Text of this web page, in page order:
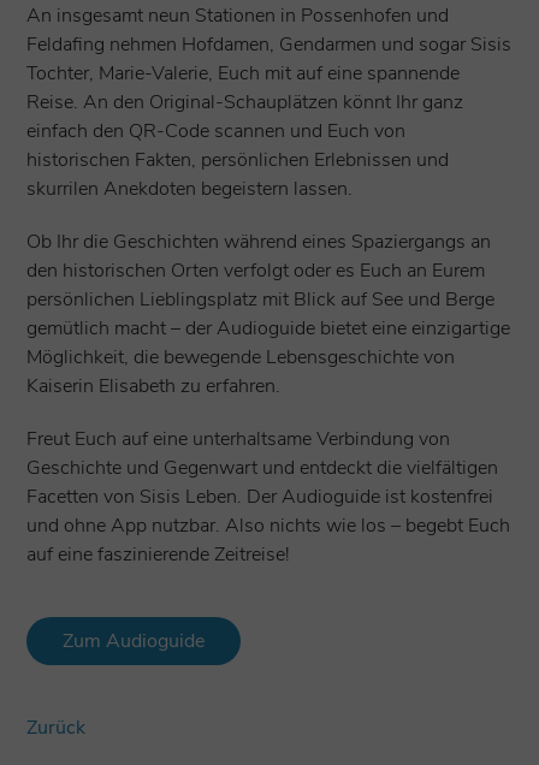
An insgesamt neun Stationen in Possenhofen und
Feldafing nehmen Hofdamen, Gendarmen und sogar Sisis
Tochter, Marie-Valerie, Euch mit auf eine spannende
Reise. An den Original-Schauplätzen könnt Ihr ganz
einfach den QR-Code scannen und Euch von
historischen Fakten, persönlichen Erlebnissen und
skurrilen Anekdoten begeistern lassen.
Ob Ihr die Geschichten während eines Spaziergangs an
den historischen Orten verfolgt oder es Euch an Eurem
persönlichen Lieblingsplatz mit Blick auf See und Berge
gemütlich macht – der Audioguide bietet eine einzigartige
Möglichkeit, die bewegende Lebensgeschichte von
Kaiserin Elisabeth zu erfahren.
Freut Euch auf eine unterhaltsame Verbindung von
Geschichte und Gegenwart und entdeckt die vielfältigen
Facetten von Sisis Leben. Der Audioguide ist kostenfrei
und ohne App nutzbar. Also nichts wie los – begebt Euch
auf eine faszinierende Zeitreise!
Zum Audioguide
Zurück